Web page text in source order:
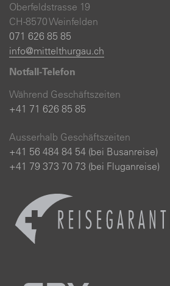
Oberfeldstrasse 19
CH-8570 Weinfelden
071 626 85 85
info@mittelthurgau.ch
Notfall-Telefon
Während Geschäftszeiten
+41 71 626 85 85
Ausserhalb Geschäftszeiten
+41 56 484 84 54 (bei Busanreise)
+41 79 373 70 73 (bei Fluganreise)